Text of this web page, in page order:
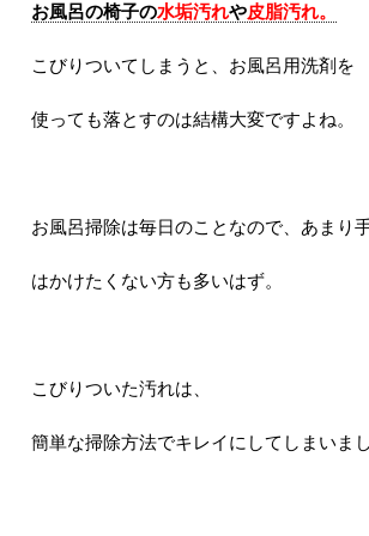
お風呂の椅子の水垢汚れや皮脂汚れ。
こびりついてしまうと、お風呂用洗剤を
使っても落とすのは結構大変ですよね。
お風呂掃除は毎日のことなので、あまり
はかけたくない方も多いはず。
こびりついた汚れは、
簡単な掃除方法でキレイにしてしまいまし